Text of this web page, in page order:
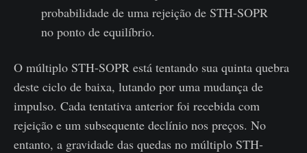
probabilidade de uma rejeição de STH-SOPR
no ponto de equilíbrio.
O múltiplo STH-SOPR está tentando sua quinta quebra
deste ciclo de baixa, lutando por uma mudança de
impulso. Cada tentativa anterior foi recebida com
rejeição e um subsequente declínio nos preços. No
entanto, a gravidade das quedas no múltiplo STH-